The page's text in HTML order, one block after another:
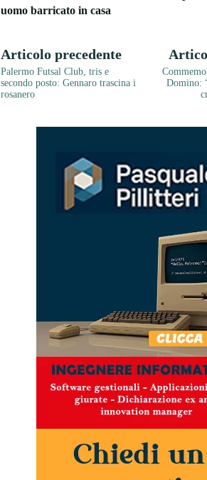
uomo barricato in casa
Articolo precedente
Palermo Futsal Club, tris e
secondo posto: Gennaro trascina i
rosanero
Domino: